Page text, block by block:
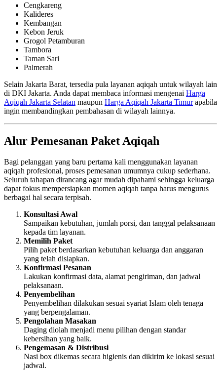
Cengkareng
Kalideres
Kembangan
Kebon Jeruk
Grogol Petamburan
Tambora
Taman Sari
Palmerah
Selain Jakarta Barat, tersedia pula layanan aqiqah untuk wilayah lain
di DKI Jakarta. Anda dapat membaca informasi mengenai Harga
Aqiqah Jakarta Selatan maupun Harga Aqiqah Jakarta Timurapabila
ingin membandingkan pembahasan di wilayah lainnya.
Alur Pemesanan Paket Aqiqah
Bagi pelanggan yang baru pertama kali menggunakan layanan
aqiqah profesional, proses pemesanan umumnya cukup sederhana.
Seluruh tahapan dirancang agar mudah dipahami sehingga keluarga
dapat fokus mempersiapkan momen aqiqah tanpa harus mengurus
berbagai hal secara terpisah.
Konsultasi Awal
Sampaikan kebutuhan, jumlah porsi, dan tanggal pelaksanaan
kepada tim layanan.
Memilih Paket
Pilih paket berdasarkan kebutuhan keluarga dan anggaran
yang telah disiapkan.
Konfirmasi Pesanan
Lakukan konfirmasi data, alamat pengiriman, dan jadwal
pelaksanaan.
Penyembelihan
Penyembelihan dilakukan sesuai syariat Islam oleh tenaga
yang berpengalaman.
Pengolahan Masakan
Daging diolah menjadi menu pilihan dengan standar
kebersihan yang baik.
Pengemasan & Distribusi
Nasi box dikemas secara higienis dan dikirim ke lokasi sesuai
jadwal.